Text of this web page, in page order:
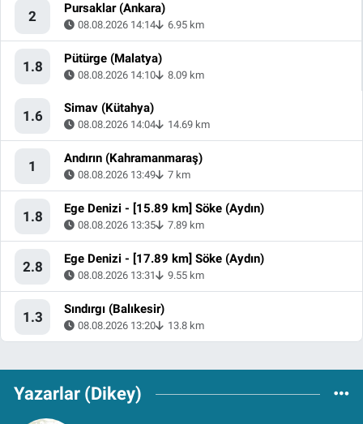
2 Pursaklar (Ankara)
08.08.2026 14:14 6.95 km
1.8 Pütürge (Malatya)
08.08.2026 14:10 8.09 km
1.6 Simav (Kütahya)
08.08.2026 14:04 14.69 km
1 Andırın (Kahramanmaraş)
08.08.2026 13:49 7 km
1.8 Ege Denizi - [15.89 km] Söke (Aydın)
08.08.2026 13:35 7.89 km
2.8 Ege Denizi - [17.89 km] Söke (Aydın)
08.08.2026 13:31 9.55 km
1.3 Sındırgı (Balıkesir)
08.08.2026 13:20 13.8 km
Yazarlar (Dikey)